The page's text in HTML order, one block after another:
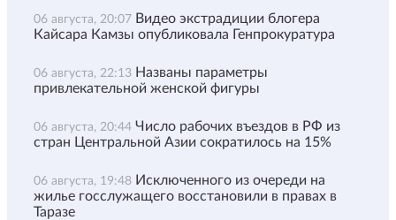
06 августа, 20:07 Видео экстрадиции блогера
Кайсара Камзы опубликовала Генпрокуратура
06 августа, 22:13 Названы параметры
привлекательной женской фигуры
06 августа, 20:44 Число рабочих въездов в РФ из
стран Центральной Азии сократилось на 15%
06 августа, 19:48 Исключенного из очереди на
жилье госслужащего восстановили в правах в
Таразе